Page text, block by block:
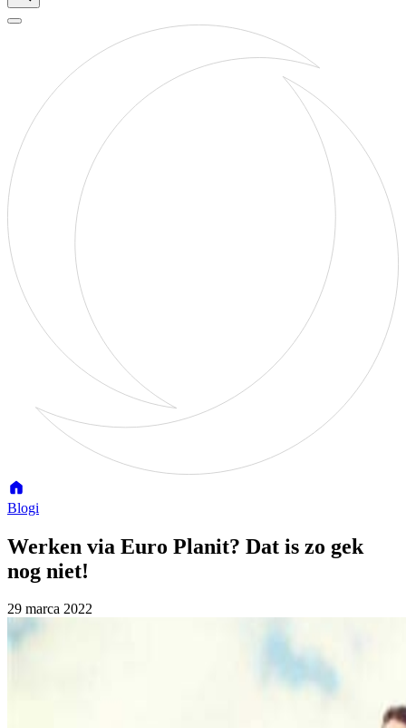
Blogi
Werken via Euro Planit? Dat is zo gek
nog niet!
29 marca 2022